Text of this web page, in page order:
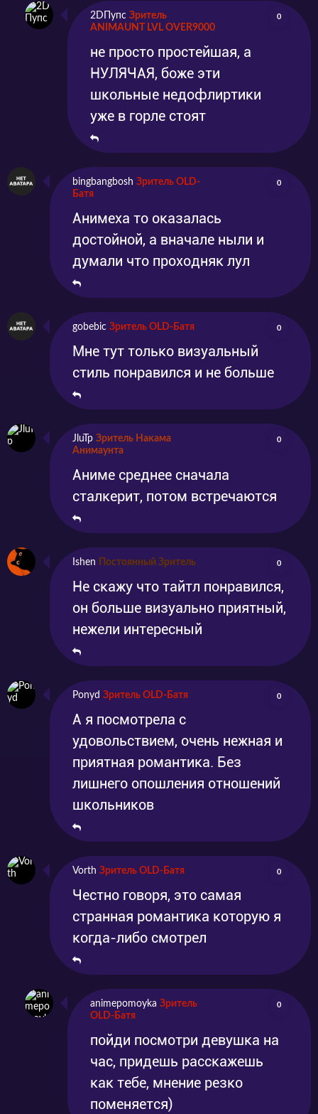
2DПупс Зритель
ANIMAUNT LVL OVER9000
0
не просто простейшая, а
НУЛЯЧАЯ, боже эти
школьные недофлиртики
уже в горле стоят
bingbangbosh Зритель OLD-
Батя
0
Анимеха то оказалась
достойной, а вначале ныли и
думали что проходняк лул
gobebic Зритель OLD-Батя 0
Мне тут только визуальный
стиль понравился и не больше
JluTp Зритель Накама
Анимаунта
0
Аниме среднее сначала
сталкерит, потом встречаются
Ishen Постоянный Зритель 0
Не скажу что тайтл понравился,
он больше визуально приятный,
нежели интересный
Ponyd Зритель OLD-Батя 0
А я посмотрела с
удовольствием, очень нежная и
приятная романтика. Без
лишнего опошления отношений
школьников
Vorth Зритель OLD-Батя 0
Честно говоря, это самая
странная романтика которую я
когда-либо смотрел
animepomoyka Зритель
OLD-Батя
0
пойди посмотри девушка на
час, придешь расскажешь
как тебе, мнение резко
поменяется)